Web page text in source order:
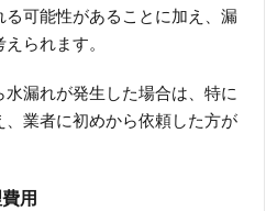
可能性があることに加え、漏
られます。
漏れが発生した場合は、特に
、業者に初めから依頼した方が
用